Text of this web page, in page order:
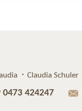
Claudia Schuler
0473 424247